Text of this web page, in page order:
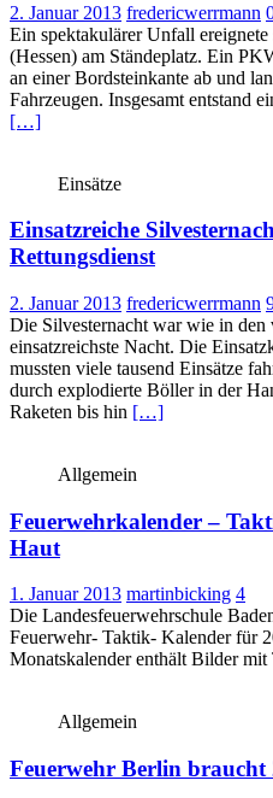
2. Januar 2013 fredericwerrmann
Ein spektakulärer Unfall
(Hessen) am Ständeplatz. Ein
an einer Bordsteinkante ab und
Fahrzeugen. Insgesamt entstand
[…]
Einsätze
Einsatzreiche
Rettungsdienst
2. Januar 2013 fredericwerrmann
Die Silvesternacht war wie in den
einsatzreichste Nacht. Die
mussten viele tausend Einsätze
durch explodierte Böller in der
Raketen bis hin […]
Allgemein
Feuerwehrkalender –
Haut
1. Januar 2013 martinbicking 4
Die Landesfeuerwehrschule
Feuerwehr- Taktik- Kalender für
Monatskalender enthält Bilder
Allgemein
Feuerwehr Berlin braucht